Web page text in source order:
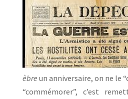
èbre un anniversaire, on ne le
“commémorer”, c’est